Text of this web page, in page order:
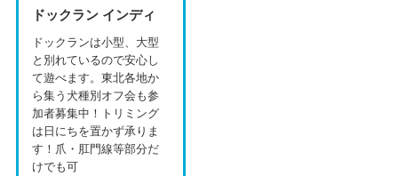
ドックラン インディ
ドックランは小型、大型
と別れているので安心し
て遊べます。東北各地か
ら集う犬種別オフ会も参
加者募集中！トリミング
は日にちを置かず承りま
す！爪・肛門線等部分だ
けでも可